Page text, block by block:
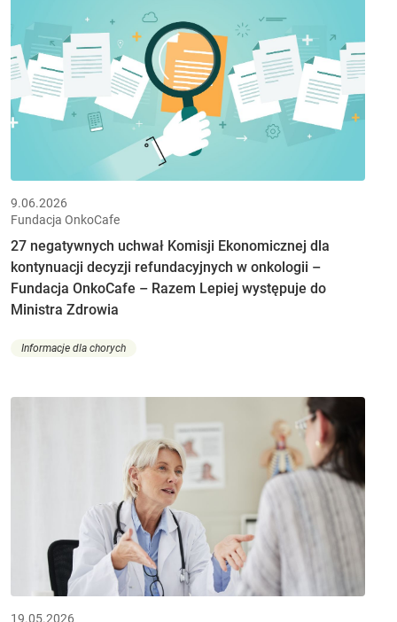
9.06.2026
Fundacja OnkoCafe
27 negatywnych uchwał Komisji Ekonomicznej dla
kontynuacji decyzji refundacyjnych w onkologii –
Fundacja OnkoCafe – Razem Lepiej występuje do
Ministra Zdrowia
Informacje dla chorych
19.05.2026